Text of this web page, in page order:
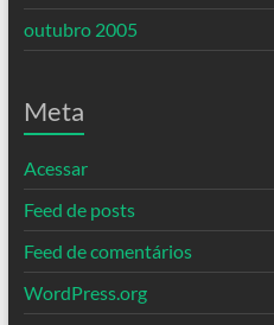
outubro 2005
Meta
Acessar
Feed de posts
Feed de comentários
WordPress.org